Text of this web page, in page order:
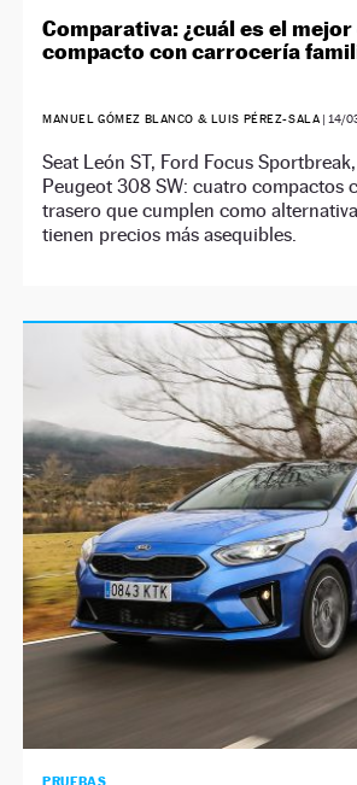
Comparativa: ¿cuál es el
compacto con carrocería
MANUEL GÓMEZ BLANCO & LUIS PÉREZ-SALA | 14/
Seat León ST, Ford Focus
Peugeot 308 SW: cuatro compactos
trasero que cumplen como
tienen precios más asequibles.
PRUEBAS